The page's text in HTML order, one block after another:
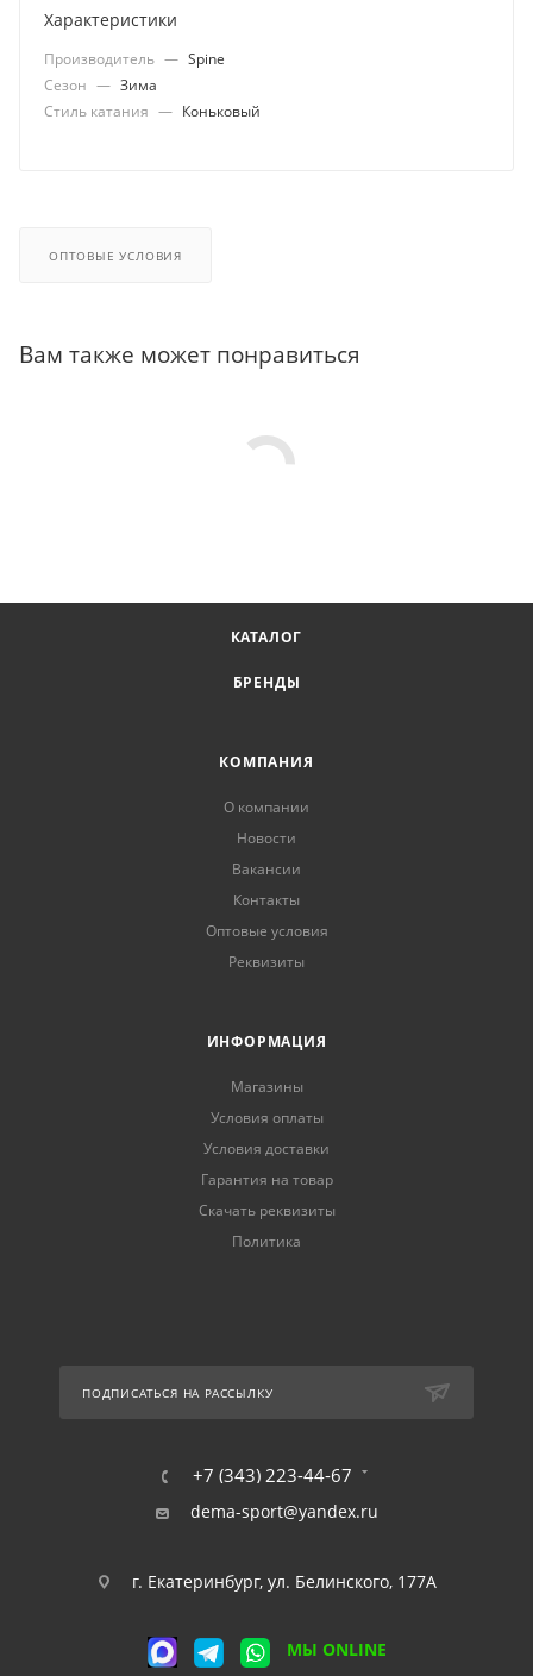
Характеристики
Производитель — Spine
Сезон — Зима
Стиль катания — Коньковый
ОПТОВЫЕ УСЛОВИЯ
Вам также может понравиться
КАТАЛОГ
БРЕНДЫ
КОМПАНИЯ
О компании
Новости
Вакансии
Контакты
Оптовые условия
Реквизиты
ИНФОРМАЦИЯ
Магазины
Условия оплаты
Условия доставки
Гарантия на товар
Скачать реквизиты
Политика
ПОДПИСАТЬСЯ НА РАССЫЛКУ
+7 (343) 223-44-67
dema-sport@yandex.ru
г. Екатеринбург, ул. Белинского, 177А
МЫ ONLINE